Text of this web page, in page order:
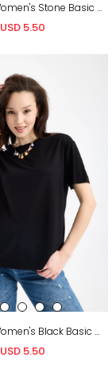
Wholesale Women's Stone Basic T-Shirt with Side Slits
USD 5.50
Wholesale Women's Black Basic T-Shirt with Side Slits
USD 5.50